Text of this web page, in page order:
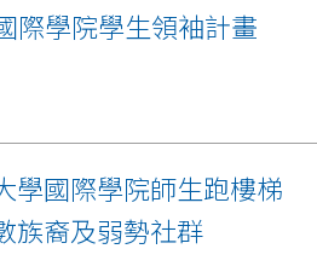
際學院學生領袖計畫
學國際學院師生跑樓梯
族裔及弱勢社群